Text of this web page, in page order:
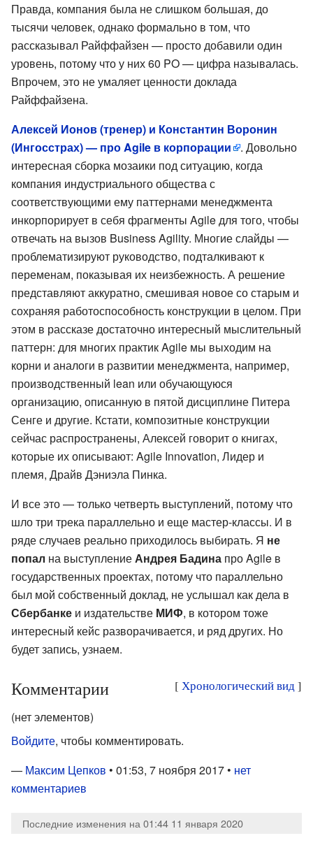
Правда, компания была не слишком большая, до
тысячи человек, однако формально в том, что
рассказывал Райффайзен — просто добавили один
уровень, потому что у них 60 PO — цифра называлась.
Впрочем, это не умаляет ценности доклада
Райффайзена.
Алексей Ионов (тренер) и Константин Воронин
(Ингосстрах) — про Agile в корпорации
. Довольно
интересная сборка мозаики под ситуацию, когда
компания индустриального общества с
соответствующими ему паттернами менеджмента
инкорпорирует в себя фрагменты Agile для того, чтобы
отвечать на вызов Business Agility. Многие слайды —
проблематизируют руководство, подталкивают к
переменам, показывая их неизбежность. А решение
представляют аккуратно, смешивая новое со старым и
сохраняя работоспособность конструкции в целом. При
этом в рассказе достаточно интересный мыслительный
паттерн: для многих практик Agile мы выходим на
корни и аналоги в развитии менеджмента, например,
производственный lean или обучающуюся
организацию, описанную в пятой дисциплине Питера
Сенге и другие. Кстати, композитные конструкции
сейчас распространены, Алексей говорит о книгах,
которые их описывают: Agile Innovation, Лидер и
племя, Драйв Дэниэла Пинка.
И все это — только четверть выступлений, потому что
шло три трека параллельно и еще мастер-классы. И в
ряде случаев реально приходилось выбирать. Я не
попал на выступлениеАндрея Бадина про Agile в
государственных проектах, потому что параллельно
был мой собственный доклад, не услышал как дела в
Сбербанке и издательстве МИФ, в котором тоже
интересный кейс разворачивается, и ряд других. Но
будет запись, узнаем.
[ Хронологический вид]
Комментарии
(нет элементов)
Войдите, чтобы комментировать.
— Максим Цепков • 01:53, 7 ноября 2017 • нет
комментариев
Последние изменения на 01:44 11 января 2020